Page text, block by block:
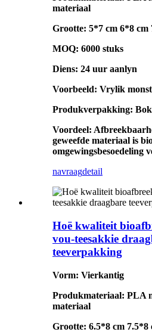
materiaal
Grootte: 5*7 cm 6*8 cm
MOQ: 6000 stuks
Diens: 24 uur aanlyn
Voorbeeld: Vrylik
Produkverpakking:
Voordeel:
geweefde materiaal is
omgewingsbesoedeling
navraagdetail
Hoë kwaliteit
vou-teesakkie
teeverpakking
Vorm: Vierkantig
Produkmateriaal: PLA
materiaal
Grootte: 6.5*8 cm 7.5*8